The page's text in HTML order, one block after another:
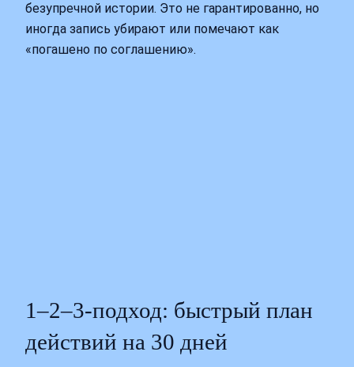
безупречной истории. Это не гарантированно, но
иногда запись убирают или помечают как
«погашено по соглашению».
1–2–3-подход: быстрый план
действий на 30 дней